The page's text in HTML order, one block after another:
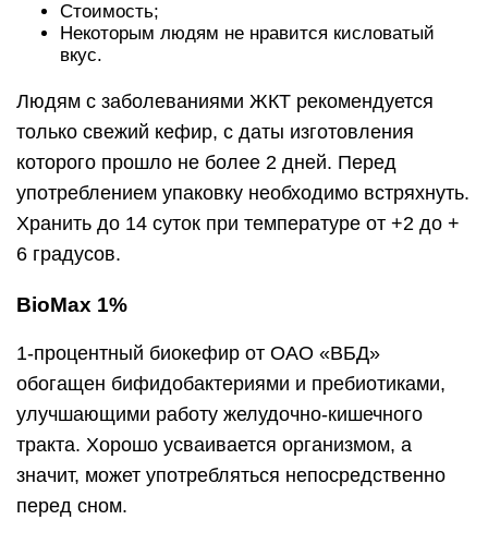
Стоимость;
Некоторым людям не нравится кисловатый
вкус.
Людям с заболеваниями ЖКТ рекомендуется
только свежий кефир, с даты изготовления
которого прошло не более 2 дней. Перед
употреблением упаковку необходимо встряхнуть.
Хранить до 14 суток при температуре от +2 до +
6 градусов.
BioMax 1%
1-процентный биокефир от ОАО «ВБД»
обогащен бифидобактериями и пребиотиками,
улучшающими работу желудочно-кишечного
тракта. Хорошо усваивается организмом, а
значит, может употребляться непосредственно
перед сном.